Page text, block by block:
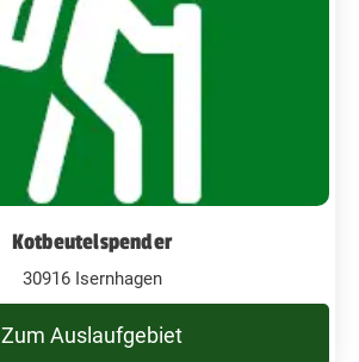
Kotbeutelspender
30916 Isernhagen
Zum Auslaufgebiet